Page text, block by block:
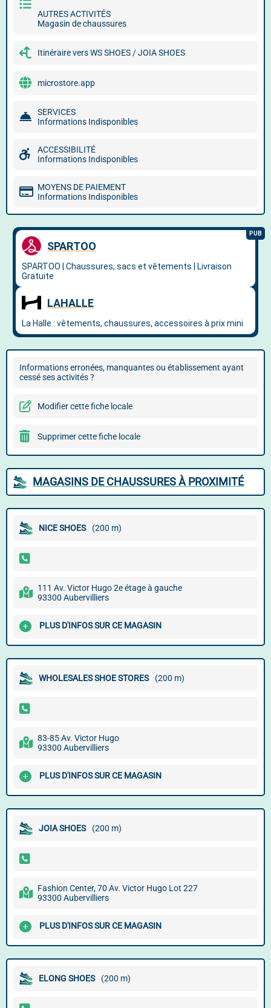
AUTRES ACTIVITÉS
Magasin de chaussures
Itinéraire vers WS SHOES / JOIA SHOES
microstore.app
SERVICES
Informations Indisponibles
ACCESSIBILITÉ
Informations Indisponibles
MOYENS DE PAIEMENT
Informations Indisponibles
Informations erronées, manquantes ou établissement ayant
cessé ses activités ?
Modifier cette fiche locale
Supprimer cette fiche locale
MAGASINS DE CHAUSSURES À PROXIMITÉ
NICE SHOES (200 m)
111 Av. Victor Hugo 2e étage à gauche
93300 Aubervilliers
PLUS D'INFOS SUR CE MAGASIN
WHOLESALES SHOE STORES (200 m)
83-85 Av. Victor Hugo
93300 Aubervilliers
PLUS D'INFOS SUR CE MAGASIN
JOIA SHOES (200 m)
Fashion Center, 70 Av. Victor Hugo Lot 227
93300 Aubervilliers
PLUS D'INFOS SUR CE MAGASIN
ELONG SHOES (200 m)